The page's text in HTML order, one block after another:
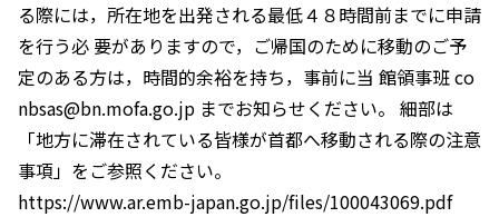
る際には，所在地を出発される最低４８時間前までに申請
を行う必 要がありますので，ご帰国のために移動のご予
定のある方は，時間的余裕を持ち，事前に当 館領事班 co
nbsas@bn.mofa.go.jp までお知らせください。 細部は
「地方に滞在されている皆様が首都へ移動される際の注意
事項」をご参照ください。
https://www.ar.emb-japan.go.jp/files/100043069.pdf